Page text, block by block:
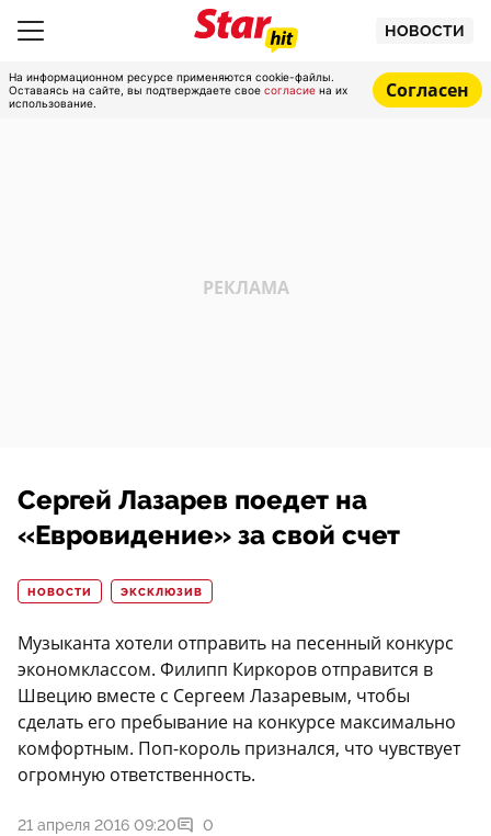
НОВОСТИ
На информационном ресурсе применяются cookie-файлы.
Оставаясь на сайте, вы подтверждаете свое согласие на их
использование.
Согласен
Сергей Лазарев поедет на
«Евровидение» за свой счет
НОВОСТИ ЭКСКЛЮЗИВ
Музыканта хотели отправить на песенный конкурс
экономклассом. Филипп Киркоров отправится в
Швецию вместе с Сергеем Лазаревым, чтобы
сделать его пребывание на конкурсе максимально
комфортным. Поп-король признался, что чувствует
огромную ответственность.
21 апреля 2016 09:20 0